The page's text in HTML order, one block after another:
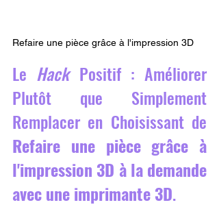
Refaire une pièce grâce à l'impression 3D
Le Hack Positif : Améliorer
Plutôt que Simplement
Refaire une pièce grâce à
l'impression 3D à la demande
avec une imprimante 3D.